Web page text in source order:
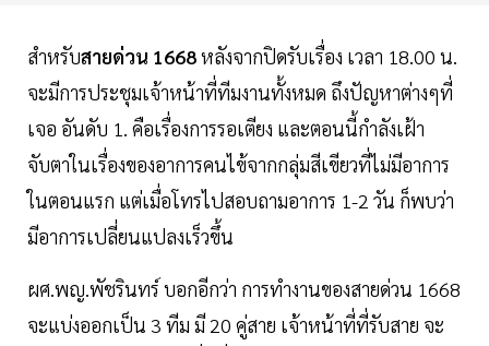
สำหรับสายด่วน 1668หลังจากปิดรับเรื่อง เวลา 18.00 น.
จะมีการประชุมเจ้าหน้าที่ทีมงานทั้งหมด ถึงปัญหาต่างๆที่
เจอ อันดับ 1. คือเรื่องการรอเตียง และตอนนี้กำลังเฝ้า
จับตาในเรื่องของอาการคนไข้จากกลุ่มสีเขียวที่ไม่มีอาการ
ในตอนแรก แต่เมื่อโทรไปสอบถามอาการ 1-2 วัน ก็พบว่า
มีอาการเปลี่ยนแปลงเร็วขึ้น
ผศ.พญ.พัชรินทร์ บอกอีกว่า การทำงานของสายด่วน 1668
จะแบ่งออกเป็น 3 ทีม มี 20 คู่สาย เจ้าหน้าที่ที่รับสาย จะ